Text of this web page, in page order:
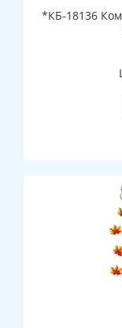
*КБ-18136